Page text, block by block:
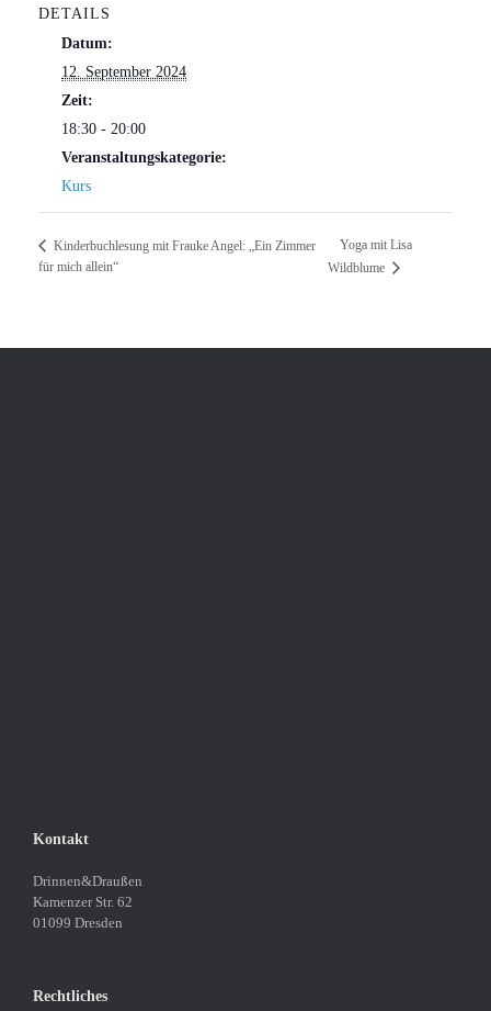
DETAILS
Datum:
12. September 2024
Zeit:
18:30 - 20:00
Veranstaltungskategorie:
Kurs
Kinderbuchlesung mit Frauke Angel: „Ein Zimmer
für mich allein“
Yoga mit Lisa
Wildblume
Kontakt
Drinnen&Draußen
Kamenzer Str. 62
01099 Dresden
Rechtliches